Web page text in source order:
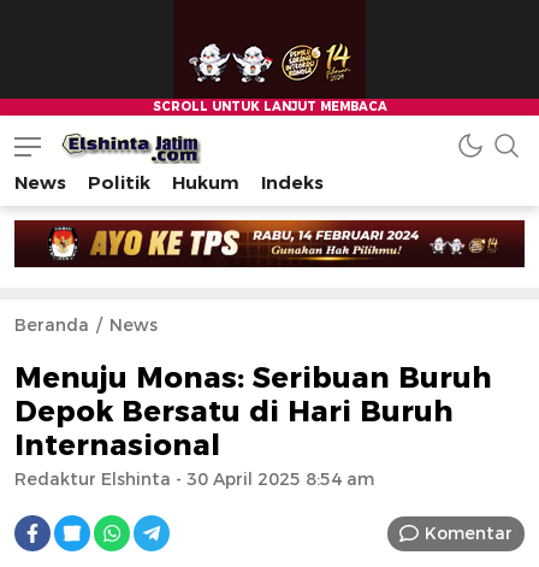
News Politik Hukum Indeks
Beranda News
Menuju Monas: Seribuan Buruh
Depok Bersatu di Hari Buruh
Internasional
Redaktur Elshinta - 30 April 2025 8:54 am
Komentar